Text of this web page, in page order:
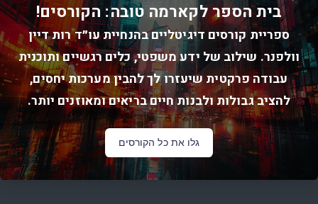
בית הספר לקארמה טובה: הקורסים!
ספריית קורסים דיגיטליים בהנחיית עו״ד רות דיין
וולפנר. שילוב של ידע משפטי, כלים רגשיים ותוכנית
עבודה פרקטית שיעזרו לך להבין מערכות יחסים,
להציב גבולות ולבנות חיים בריאים ומאוזנים יותר.
גלו את כל הקורסים